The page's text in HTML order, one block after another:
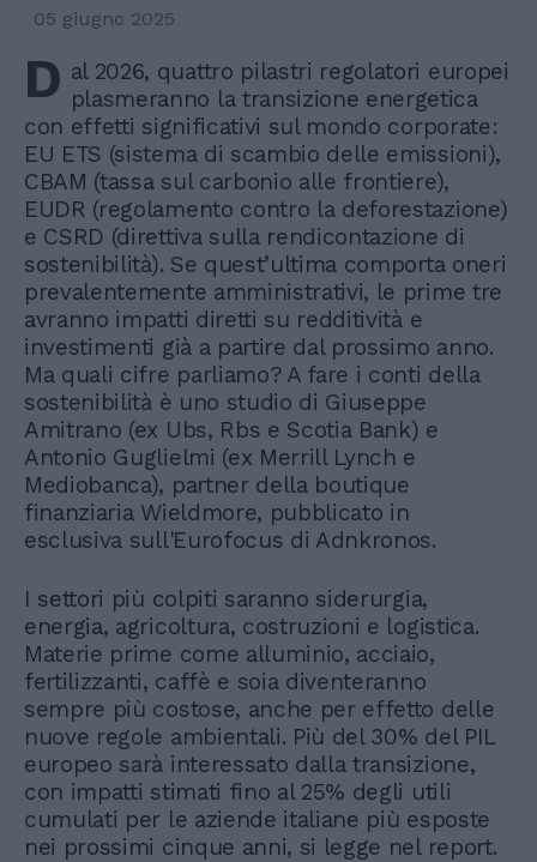
05 giugno 2025
D al 2026, quattro pilastri regolatori europei
plasmeranno la transizione energetica
con effetti significativi sul mondo corporate:
EU ETS (sistema di scambio delle emissioni),
CBAM (tassa sul carbonio alle frontiere),
EUDR (regolamento contro la deforestazione)
e CSRD (direttiva sulla rendicontazione di
sostenibilità). Se quest’ultima comporta oneri
prevalentemente amministrativi, le prime tre
avranno impatti diretti su redditività e
investimenti già a partire dal prossimo anno.
Ma quali cifre parliamo? A fare i conti della
sostenibilità è uno studio di Giuseppe
Amitrano (ex Ubs, Rbs e Scotia Bank) e
Antonio Guglielmi (ex Merrill Lynch e
Mediobanca), partner della boutique
finanziaria Wieldmore, pubblicato in
esclusiva sull'Eurofocus di Adnkronos.
I settori più colpiti saranno siderurgia,
energia, agricoltura, costruzioni e logistica.
Materie prime come alluminio, acciaio,
fertilizzanti, caffè e soia diventeranno
sempre più costose, anche per effetto delle
nuove regole ambientali. Più del 30% del PIL
europeo sarà interessato dalla transizione,
con impatti stimati fino al 25% degli utili
cumulati per le aziende italiane più esposte
nei prossimi cinque anni, si legge nel report.